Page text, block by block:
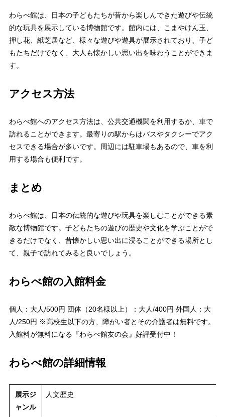
わらべ館は、日本の子どもたちが昔から楽しんできた遊びや伝統
的な玩具を展示している博物館です。館内には、こまやけん玉、
押し花、紙芝居など、様々な遊びや遊具が展示されており、子ど
もたちだけでなく、大人も懐かしい思い出を味わうことができま
す。
アクセス方法
わらべ館へのアクセス方法は、公共交通機関を利用するか、車で
訪れることができます。最寄りの駅からはバスやタクシーでアク
セスできる場合が多いです。周辺には駐車場もあるので、車を利
用する場合も便利です。
まとめ
わらべ館は、日本の伝統的な遊びや玩具を楽しむことができる素
敵な博物館です。子どもたちの遊びの歴史や文化を学ぶことがで
きるだけでなく、昔懐かしい思い出に浸ることができる場所とし
て、親子で訪れてみると良いでしょう。
わらべ館の入館料金
個人：大人/500円 団体（20名様以上）：大人/400円 外国人：大
人/250円 ※高校生以下の方、障がい者とその介護者は無料です。
入館料が無料になる『わらべ館友の会』好評受付中！
わらべ館の詳細情報
展示ジ
ャンル
人文歴史